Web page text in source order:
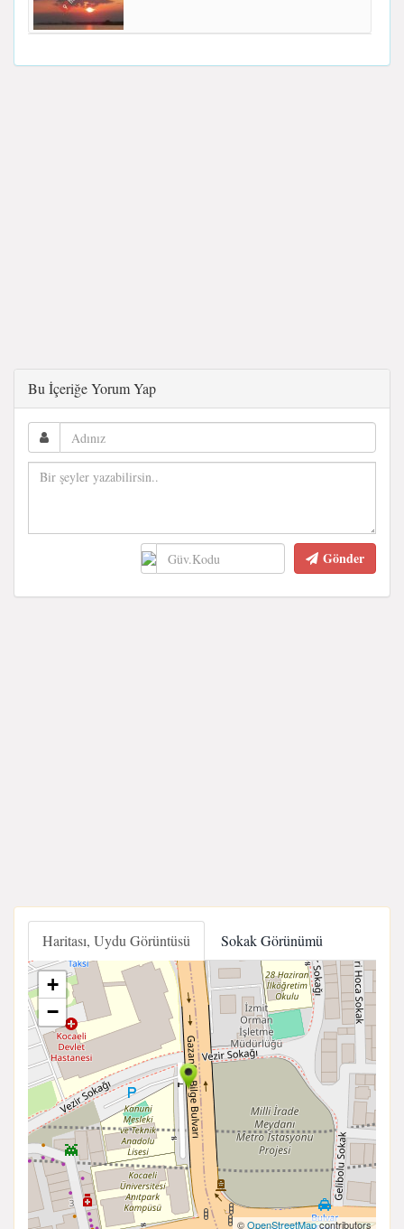
Bu İçeriğe Yorum Yap
Gönder
Haritası, Uydu Görüntüsü Sokak Görünümü
+
−
©OpenStreetMapcontributors